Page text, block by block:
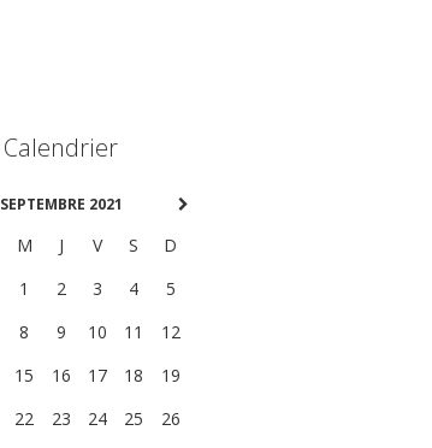
Calendrier
SEPTEMBRE 2021
M J V S
D
1 2 3 4
5
8 9 10 11
12
15 16 17 18
19
22 23 24 25
26